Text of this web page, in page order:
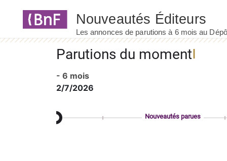
Parutions du moment
- 6 mois
2/7/2026
Nouveautés parues